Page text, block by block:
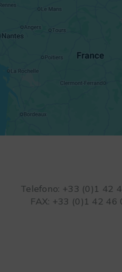
Telefono: +33 (0)1 42
FAX: +33 (0)1 42 46